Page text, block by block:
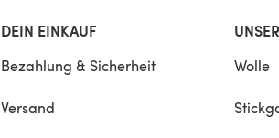
DEIN EINKAUF
Bezahlung & Sicherheit
Versand
Wolle